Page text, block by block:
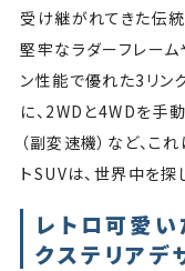
受け継がれてきた伝統
堅牢なラダーフレーム
ン性能で優れた3リン
に、2WDと4WDを手
（副変速機）など、
トSUVは、世界中を探
レトロ可愛
クステリアデ